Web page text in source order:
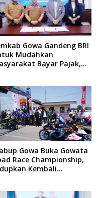
Gowa Gandeng BRI
Mudahkan
Bayar Pajak,
Gowa Buka Gowata
Race Championship,
Kembali